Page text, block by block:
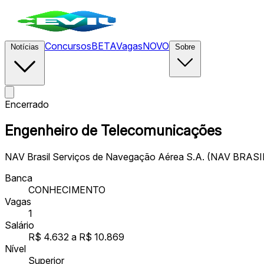
ConcursosBETAVagasNOVO
Encerrado
Engenheiro de Telecomunicações
NAV Brasil Serviços de Navegação Aérea S.A. (NAV
Banca
CONHECIMENTO
Vagas
1
Salário
R$ 4.632 a R$ 10.869
Nível
Superior